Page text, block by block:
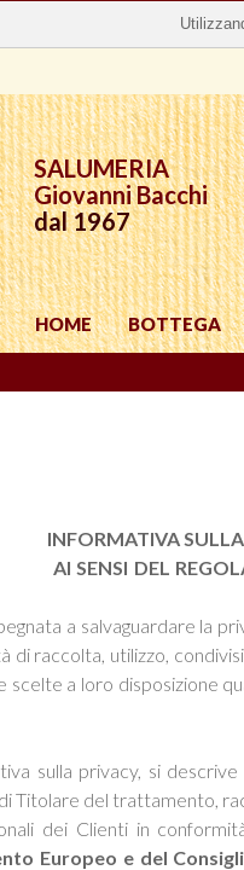
SALUMERIA
Giovanni Bacchi
dal 1967
HOME BOTTEGA
SULLA
a salvaguardare la
di raccolta, utilizzo,
scelte a loro disposizione
sulla privacy, si
Titolare del trattamento,
dei Clienti in
Europeo e del